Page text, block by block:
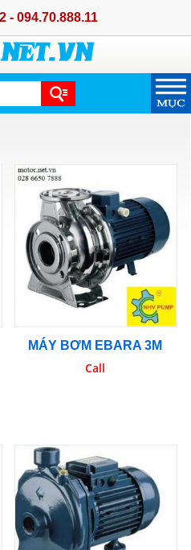
- 094.70.888.11
MÁY BƠM EBARA 3M
Call